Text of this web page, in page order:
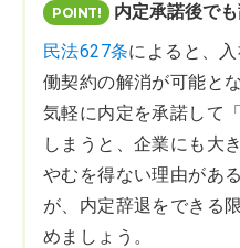
内定承諾後で
民法627条によると、
働契約の解消が可能と
気軽に内定を承諾して
しまうと、企業にも大
やむを得ない理由があ
が、内定辞退をできる
めましょう。